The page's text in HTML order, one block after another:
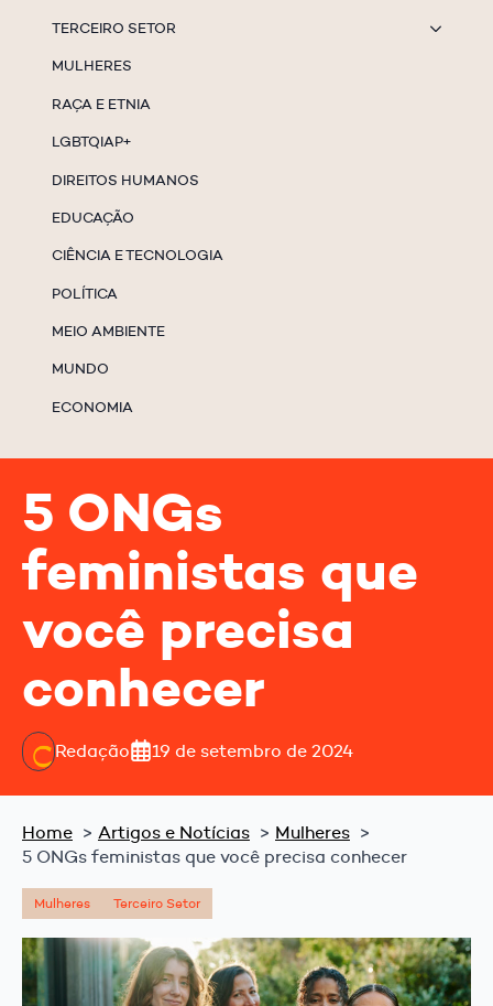
TERCEIRO SETOR
MULHERES
RAÇA E ETNIA
LGBTQIAP+
DIREITOS HUMANOS
EDUCAÇÃO
CIÊNCIA E TECNOLOGIA
POLÍTICA
MEIO AMBIENTE
MUNDO
ECONOMIA
5 ONGs
feministas que
você precisa
conhecer
Redação 19 de setembro de 2024
Home Artigos e Notícias
Mulheres
5 ONGs feministas que você precisa conhecer
Mulheres Terceiro Setor